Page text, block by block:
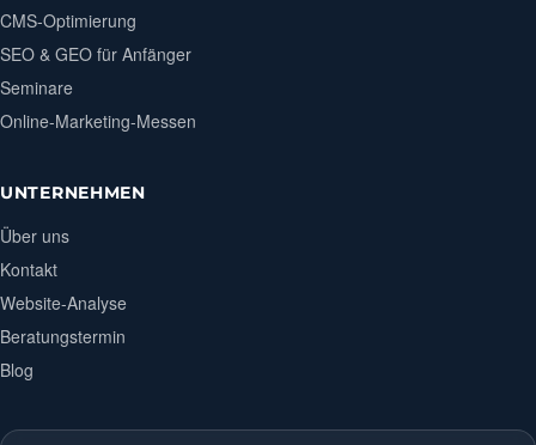
CMS-Optimierung
SEO & GEO für Anfänger
Seminare
Online-Marketing-Messen
UNTERNEHMEN
Über uns
Kontakt
Website-Analyse
Beratungstermin
Blog